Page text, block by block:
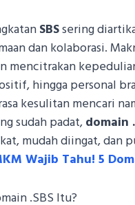
SBSsering
dan kolaborasi.
mencitrakan
hingga personal
kesulitan mencari
sudah padat,domain
mudah diingat, dan
Wajib Tahu! 5
.SBS Itu?